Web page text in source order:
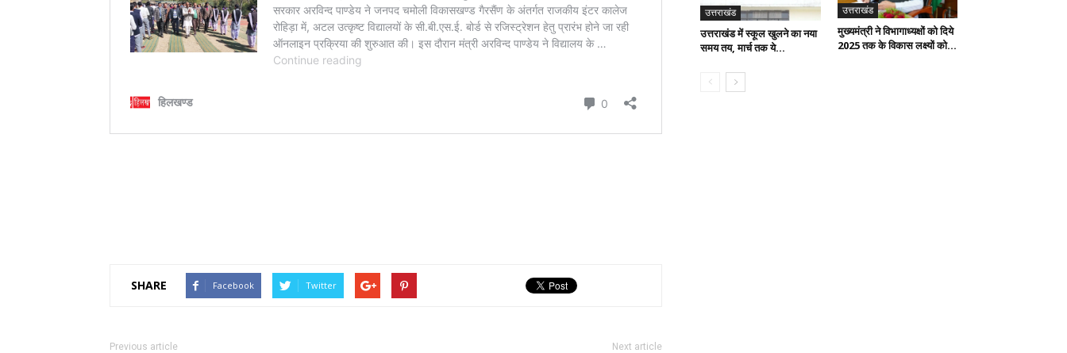
SHARE Facebook Twitter
Previous article Next article
उत्तराखंड
उत्तराखंड में स्कूल खुलने का नया
समय तय, मार्च तक ये...
उत्तराखंड
मुख्यमंत्री ने विभागाध्यक्षों को दिये
2025 तक के विकास लक्ष्यों को...